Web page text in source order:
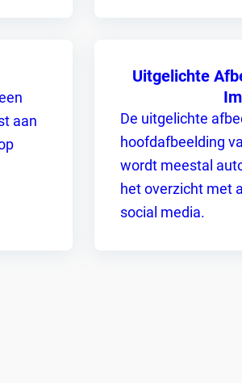
aan
Uitgelichte
De uitgelichte
hoofdafbeelding
wordt meestal
het overzicht met
social media.